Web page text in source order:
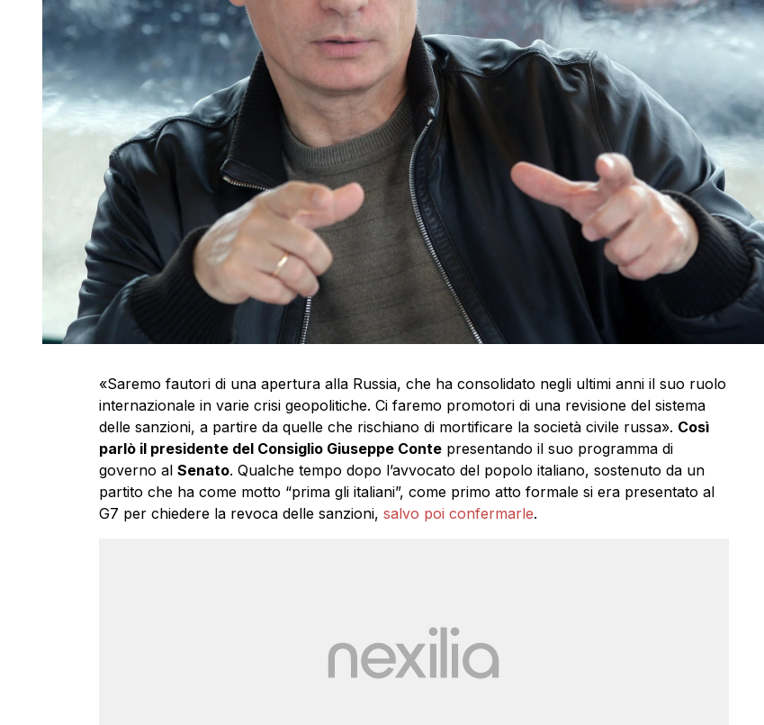
«Saremo fautori di una apertura alla Russia, che ha consolidato negli ultimi anni il suo ruolo
internazionale in varie crisi geopolitiche. Ci faremo promotori di una revisione del sistema
delle sanzioni, a partire da quelle che rischiano di mortificare la società civile russa». Così
parlò il presidente del Consiglio Giuseppe Contepresentando il suo programma di
governo al Senato. Qualche tempo dopo l’avvocato del popolo italiano, sostenuto da un
partito che ha come motto “prima gli italiani”, come primo atto formale si era presentato al
G7 per chiedere la revoca delle sanzioni, salvo poi confermarle.